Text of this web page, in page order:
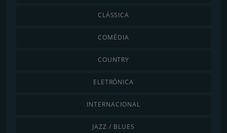
CLÁSSICA
COMÉDIA
COUNTRY
ELETRÓNICA
INTERNACIONAL
JAZZ / BLUES